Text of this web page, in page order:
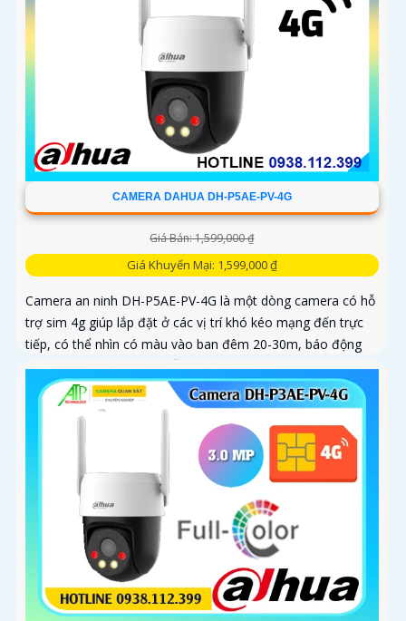
CAMERA DAHUA DH-P5AE-PV-4G
Giá Bán: 1,599,000 ₫
Giá Khuyến Mại: 1,599,000 ₫
Camera an ninh DH-P5AE-PV-4G là một dòng camera có hỗ
trợ sim 4g giúp lắp đặt ở các vị trí khó kéo mạng đến trực
tiếp, có thể nhìn có màu vào ban đêm 20-30m, báo động
còi hú và đèn chớp tại chỗ, tích hợp khả năng quay xoay
360 độ ấn tượng, chống nước IP 66